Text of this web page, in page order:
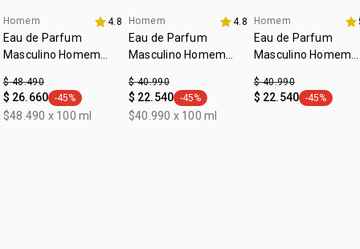
Homem 4.8
Eau de Parfum
Masculino Homem
$ 48.490
$ 26.660 general.tag -45%
-45%
$48.490 x 100 ml
Homem 4.8
Eau de Parfum
Masculino Homem
$ 40.990
$ 22.540 general.tag -45%
-45%
$40.990 x 100 ml
Homem
Eau de Parfum
Masculino Homem
$ 40.990
$ 22.540 general.tag
-45%